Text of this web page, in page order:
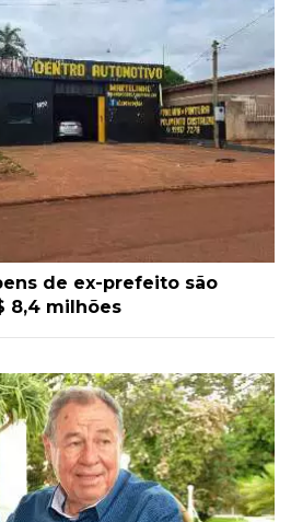
de ex-prefeito são
8,4 milhões